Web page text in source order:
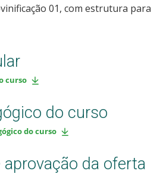
01, com estrutura para
curso
do curso
do curso
aprovação da oferta